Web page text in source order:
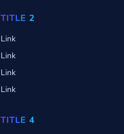
TITLE 2
Link
Link
Link
Link
TITLE 4